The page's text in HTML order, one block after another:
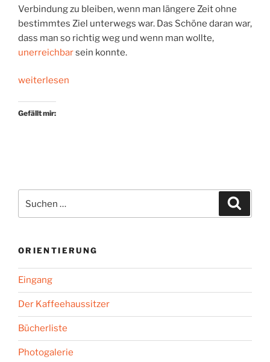
Verbindung zu bleiben, wenn man längere Zeit ohne
bestimmtes Ziel unterwegs war. Das Schöne daran war,
dass man so richtig weg und wenn man wollte,
unerreichbarsein konnte.
„Simone
Beauvoir
weiterlesen
Gefällt mir:
nach:
ORIENTIERUNG
Eingang
Der Kaffeehaussitzer
Bücherliste
Photogalerie